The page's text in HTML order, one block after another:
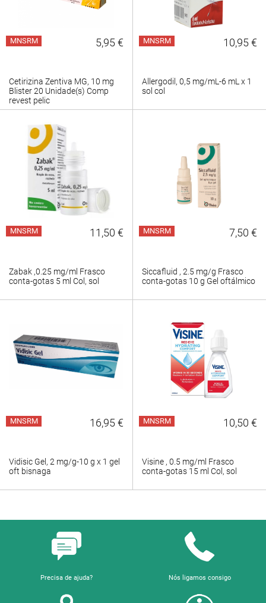
MNSRM 5,95 €
Cetirizina Zentiva MG, 10 mg
Blister 20 Unidade(s) Comp
revest pelic
MNSRM 10,95 €
Allergodil, 0,5 mg/mL-6 mL x 1
sol col
MNSRM 11,50 €
Zabak ,0.25 mg/ml Frasco
conta-gotas 5 ml Col, sol
MNSRM 7,50 €
Siccafluid , 2.5 mg/g Frasco
conta-gotas 10 g Gel oftálmico
MNSRM 16,95 €
Vidisic Gel, 2 mg/g-10 g x 1 gel
oft bisnaga
MNSRM 10,50 €
Visine , 0.5 mg/ml Frasco
conta-gotas 15 ml Col, sol
Precisa de ajuda? Nós ligamos consigo